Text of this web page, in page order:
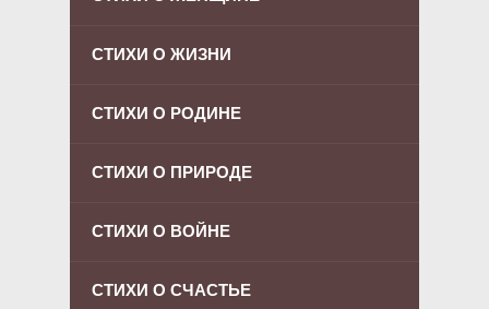
СТИХИ О ЖИЗНИ
СТИХИ О РОДИНЕ
СТИХИ О ПРИРОДЕ
СТИХИ О ВОЙНЕ
СТИХИ О СЧАСТЬЕ